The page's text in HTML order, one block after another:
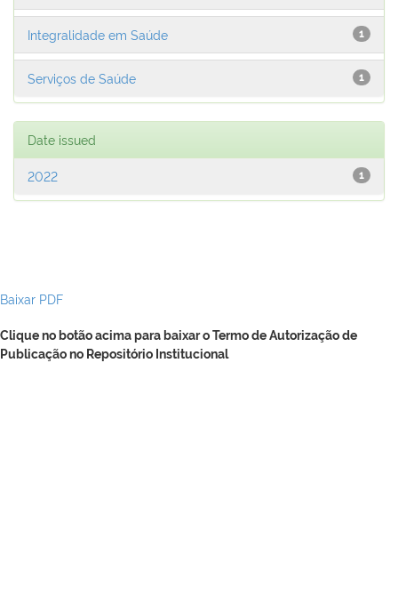
1
Integralidade em Saúde
1
Serviços de Saúde
Date issued
1
2022
Baixar PDF
Clique no botão acima para baixar o Termo de Autorização de
Publicação no Repositório Institucional